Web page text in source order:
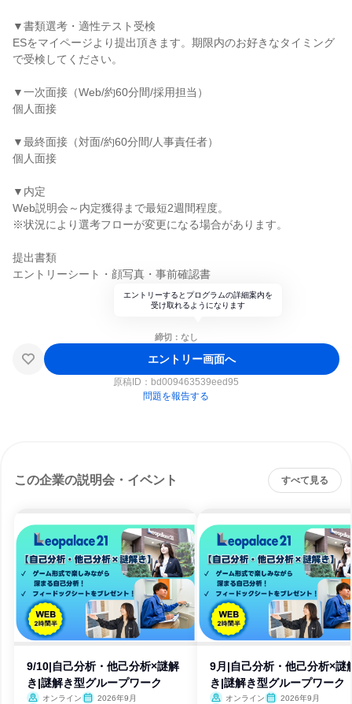
▼書類選考・適性テスト受検
ESをマイページより提出頂きます。期限内のお好きなタイミング
で受検してください。
▼一次面接（Web/約60分間/採用担当）
個人面接
▼最終面接（対面/約60分間/人事責任者）
個人面接
▼内定
Web説明会～内定獲得まで最短2週間程度。
※状況により選考フローが変更になる場合があります。
提出書類
エントリーシート・顔写真・事前確認書
エントリーするとプログラムの詳細案内を
受け取れるようになります
締切：なし
エントリー画面へ
原稿ID： bd009463539eed95
問題を報告する
この企業の説明会・イベント すべて見る
9/10|自己分析・他己分析×謎解
き|謎解き型グループワーク
オンライン
2026年9月
9月|自己分析・他己分析×謎
き|謎解き型グループワーク
オンライン
2026年9月